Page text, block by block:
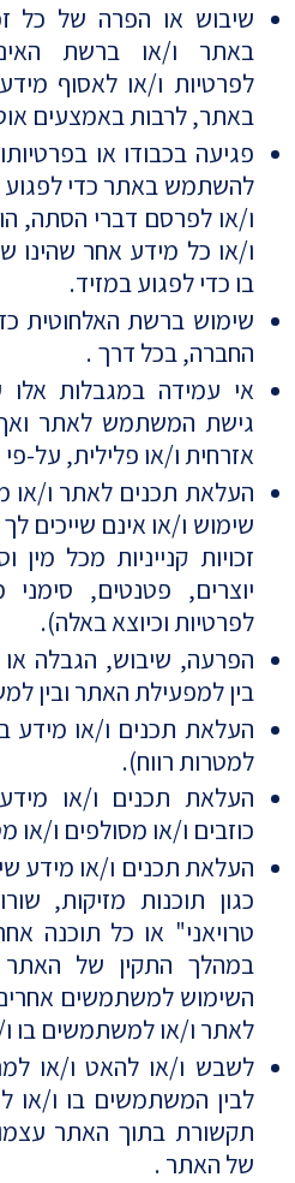
שיבוש או הפרה של כל
באתר ו/או ברשת
לפרטיות ו/או לאסוף
באתר, לרבות באמצעים
פגיעה בכבודו או
להשתמש באתר כדי
ו/או לפרסם דברי הסתה,
ו/או כל מידע אחר שהינו
בו כדי לפגוע במזיד.
שימוש ברשת האלחוטית
החברה, בכל דרך .
אי עמידה במגבלות אלו
גישת המשתמש לאתר ואף
אזרחית ו/או פלילית, על-פי
העלאת תכנים לאתר ו/או
שימוש ו/או אינם שייכים
זכויות קנייניות מכל
יוצרים, פטנטים,
לפרטיות וכיוצא באלה).
הפרעה, שיבוש, הגבלה
בין למפעילת האתר ובין
העלאת תכנים ו/או
למטרות רווח).
העלאת תכנים ו/או
כוזבים ו/או מסולפים ו/או
העלאת תכנים ו/או מידע
כגון תוכנות מזיקות,
טרויאני" או כל תוכנה
במהלך התקין של האתר
השימוש למשתמשים
לאתר ו/או למשתמשים בו
לשבש ו/או להאט ו/או
לבין המשתמשים בו ו/או
תקשורת בתוך האתר
של האתר .